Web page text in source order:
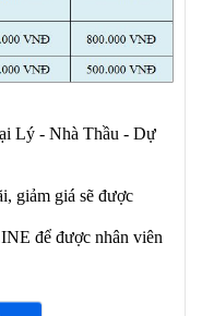
Lý - Nhà Thầu - Dự
giảm giá sẽ được
để được nhân viên